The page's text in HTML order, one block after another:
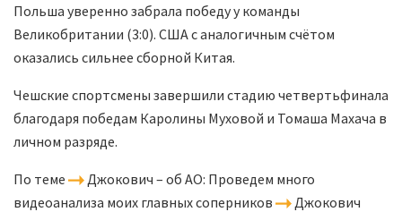
Польша уверенно забрала победу у команды
Великобритании (3:0). США с аналогичным счётом
оказались сильнее сборной Китая.
Чешские спортсмены завершили стадию четвертьфинала
благодаря победам Каролины Муховой и Томаша Махача в
личном разряде.
По теме
Джокович – об AO: Проведем много
видеоанализа моих главных соперников
Джокович